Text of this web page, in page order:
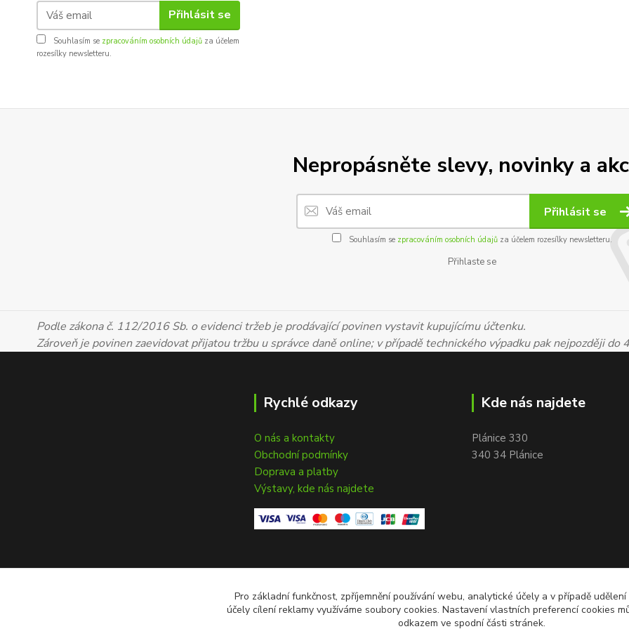
Přihlásit se
Souhlasím se zpracováním osobních údajů za účelem
rozesílky newsletteru.
Nepropásněte slevy, novinky a
Přihlásit se
Souhlasím se zpracováním osobních údajůza účelem rozesílky newsletteru.
Přihlaste se
Podle zákona č. 112/2016 Sb. o evidenci tržeb je prodávající povinen vystavit kupujícímu účtenku.
Zároveň je povinen zaevidovat přijatou tržbu u správce daně online; v případě technického výpadku pak nejpozději do
Rychlé odkazy
O nás a kontakty
Obchodní podmínky
Doprava a platby
Výstavy, kde nás najdete
Kde nás najdete
Plánice 330
340 34 Plánice
Pro základní funkčnost, zpříjemnění používání webu, analytické účely a v případě
účely cílení reklamy využíváme soubory cookies. Nastavení vlastních preferencí cookies
odkazem ve spodní části stránek.